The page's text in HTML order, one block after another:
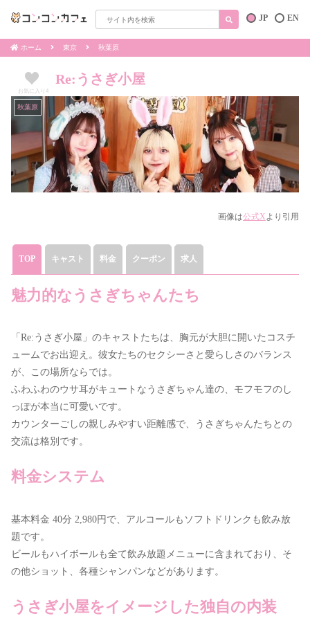
EN
JP
ホーム 東京 秋葉原
お気に入り 4
Re:うさぎ小屋
秋葉原
画像は公式Xより引用
TOP キャスト 料金 クーポン 求人
魅力的なうさぎちゃんたち
「Re:うさぎ小屋」のキャストたちは、胸元が大胆に開いたコスチ
ュームでお出迎え。彼女たちのセクシーさと愛らしさのバランス
が、この場所ならでは。
ふわふわのウサ耳がキュートなうさぎちゃん達の、モフモフのし
っぽが本当に可愛いです。
カウンターごしの親しみやすい距離感で、うさぎちゃんたちとの
交流は格別です。
料金システム
基本料金 40分 2,980円で、アルコールもソフトドリンクも飲み放
題です。
ビールもハイボールも全て飲み放題メニューに含まれており、そ
の他ショット、各種シャンパンなどがあります。
うさぎ小屋をイメージした独自の内装